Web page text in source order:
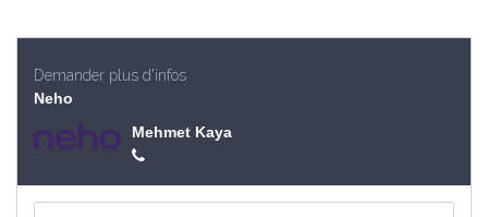
Demander plus d'infos
Neho
Mehmet Kaya